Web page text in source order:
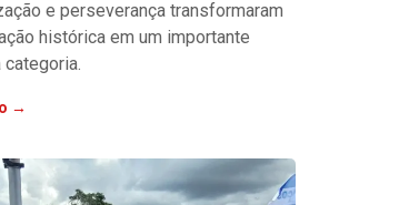
e perseverança transformaram
histórica em um importante
categoria.
→